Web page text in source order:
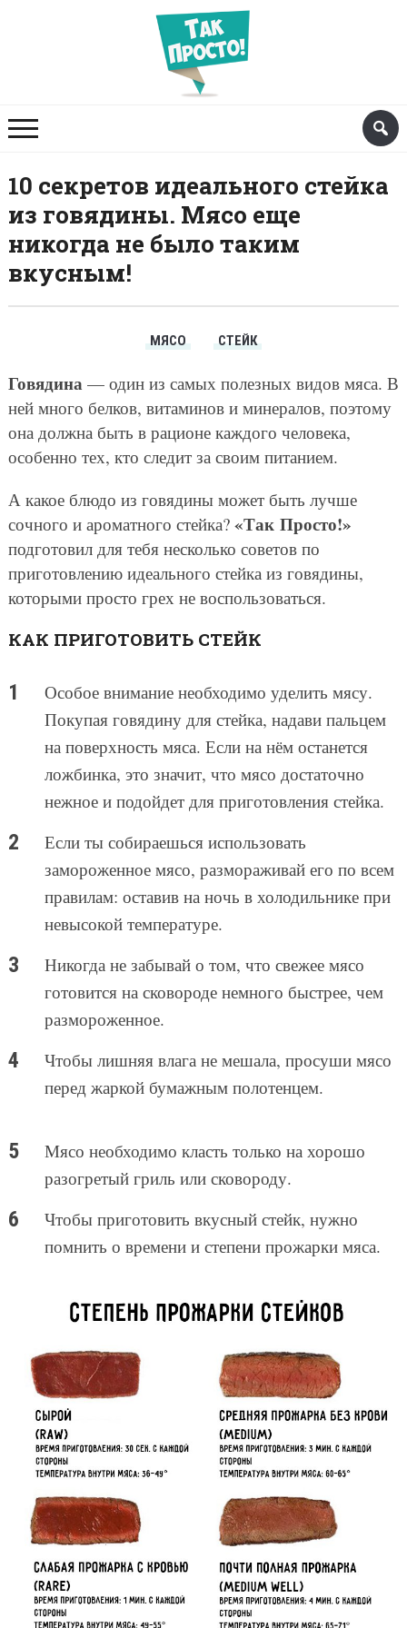
10 секретов идеального стейка
из говядины. Мясо еще
никогда не было таким
вкусным!
МЯСО СТЕЙК
Говядина— один из самых полезных видов мяса. В
ней много белков, витаминов и минералов, поэтому
она должна быть в рационе каждого человека,
особенно тех, кто следит за своим питанием.
А какое блюдо из говядины может быть лучше
сочного и ароматного стейка? «Так Просто!»
подготовил для тебя несколько советов по
приготовлению идеального стейка из говядины,
которыми просто грех не воспользоваться.
КАК ПРИГОТОВИТЬ СТЕЙК
Особое внимание необходимо уделить мясу.
Покупая говядину для стейка, надави пальцем
на поверхность мяса. Если на нём останется
ложбинка, это значит, что мясо достаточно
нежное и подойдет для приготовления стейка.
Если ты собираешься использовать
замороженное мясо, размораживай его по всем
правилам: оставив на ночь в холодильнике при
невысокой температуре.
Никогда не забывай о том, что свежее мясо
готовится на сковороде немного быстрее, чем
размороженное.
Чтобы лишняя влага не мешала, просуши мясо
перед жаркой бумажным полотенцем.
Мясо необходимо класть только на хорошо
разогретый гриль или сковороду.
Чтобы приготовить вкусный стейк, нужно
помнить о времени и степени прожарки мяса.